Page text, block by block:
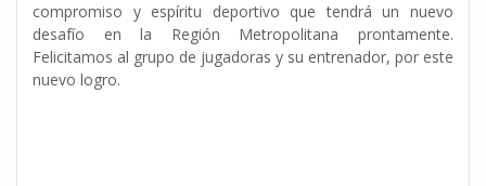
compromiso y espíritu deportivo que tendrá un nuevo
desafío en la Región Metropolitana prontamente.
Felicitamos al grupo de jugadoras y su entrenador, por este
nuevo logro.